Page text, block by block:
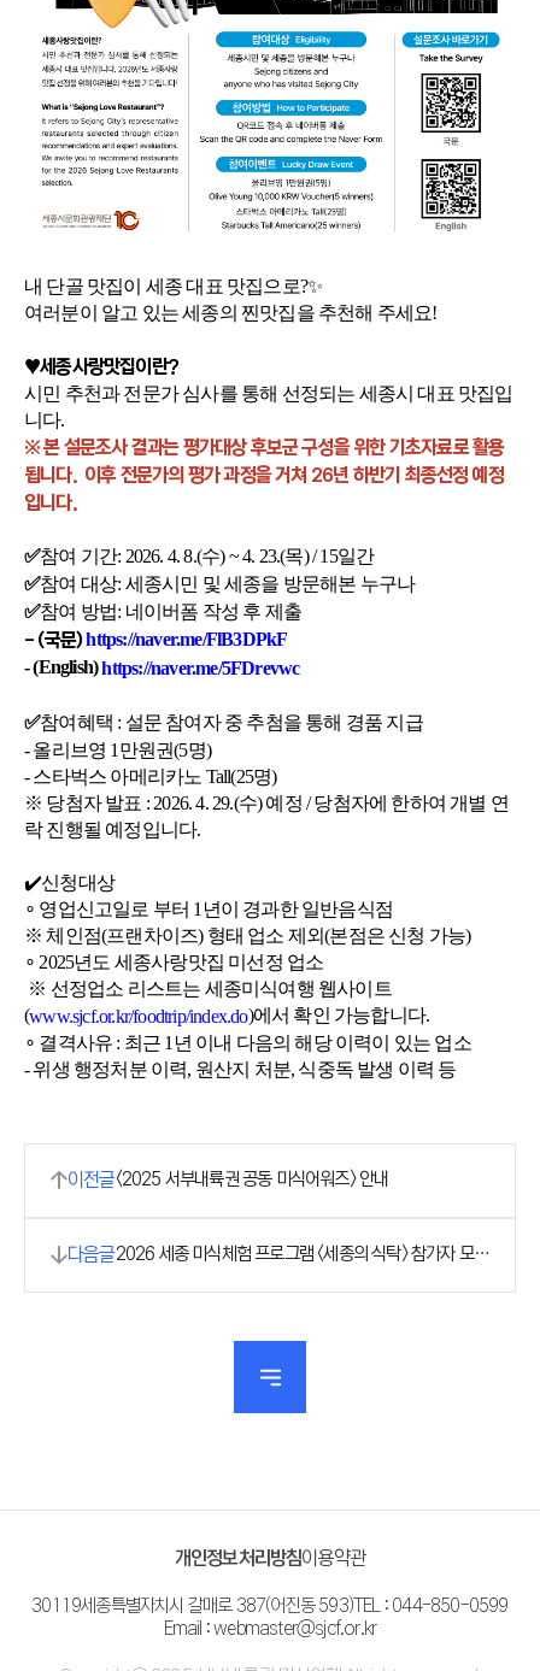
내 단골 맛집이 세종 대표 맛집으로?✨
여러분이 알고 있는 세종의 찐맛집을 추천해 주세요!
♥세종사랑맛집이란?
시민 추천과 전문가 심사를 통해 선정되는 세종시 대표 맛집입
니다.
※ 본 설문조사 결과는 평가대상 후보군 구성을 위한 기초자료로 활용
됩니다. 이후 전문가의 평가 과정을 거쳐 26년 하반기 최종선정 예정
입니다.
✅참여 기간: 2026. 4. 8.(수) ~ 4. 23.(목) / 15일간
✅참여 대상: 세종시민 및 세종을 방문해본 누구나
✅참여 방법: 네이버폼 작성 후 제출
- (국문)https://naver.me/FlB3DPkF
- (English)https://naver.me/5FDrevwc
✅참여혜택 : 설문 참여자 중 추첨을 통해 경품 지급
- 올리브영 1만원권(5명)
- 스타벅스 아메리카노 Tall(25명)
※ 당첨자 발표 : 2026. 4. 29.(수) 예정 / 당첨자에 한하여 개별 연
락 진행될 예정입니다.
✔️신청대상
∘ 영업신고일로 부터 1년이 경과한 일반음식점
※ 체인점(프랜차이즈) 형태 업소 제외(본점은 신청 가능)
∘ 2025년도 세종사랑맛집 미선정 업소
※ 선정업소 리스트는 세종미식여행 웹사이트
(www.sjcf.or.kr/foodtrip/index.do)에서 확인 가능합니다.
∘ 결격사유 : 최근 1년 이내 다음의 해당 이력이 있는 업소
- 위생 행정처분 이력, 원산지 처분, 식중독 발생 이력 등
이전글<2025 서부내륙권 공동 미식어워즈> 안내
2026 세종 미식체험 프로그램 <세종의 식탁> 참가자 모집
다음글
개인정보처리방침이용약관
30119세종특별자치시 갈매로 387(어진동 593) TEL : 044-850-0599
Email : webmaster@sjcf.or.kr